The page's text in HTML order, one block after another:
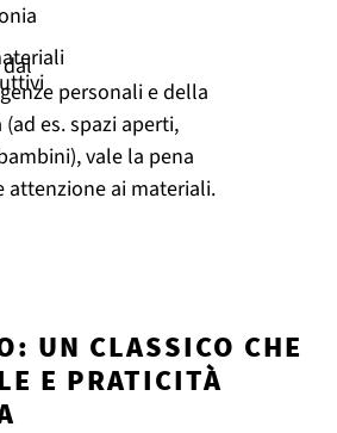
personali e della
es. spazi aperti,
vale la pena
attenzione ai materiali.
UN CLASSICO CHE
E PRATICITÀ